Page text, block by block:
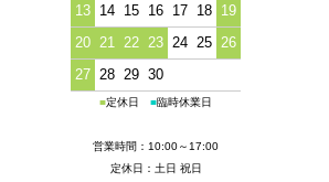
13 14 15 16 17 18 19
20 21 22 23 24 25 26
27 28 29 30
■定休日 ■臨時休業日
営業時間：10:00～17:00
定休日：土日 祝日